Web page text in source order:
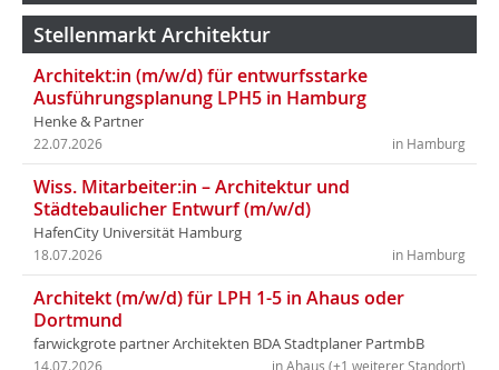
Stellenmarkt Architektur
Architekt:in (m/w/d) für entwurfsstarke
Ausführungsplanung LPH5 in Hamburg
Henke & Partner
in Hamburg
22.07.2026
Wiss. Mitarbeiter:in – Architektur und
Städtebaulicher Entwurf (m/w/d)
HafenCity Universität Hamburg
in Hamburg
18.07.2026
Architekt (m/w/d) für LPH 1-5 in Ahaus oder
Dortmund
farwickgrote partner Architekten BDA Stadtplaner PartmbB
in Ahaus (+1 weiterer Standort)
14.07.2026